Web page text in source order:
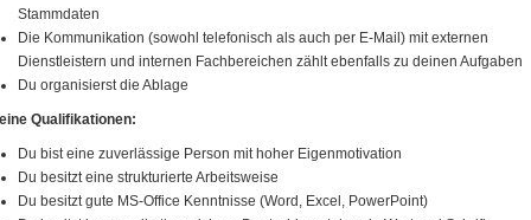
Stammdaten
Die Kommunikation (sowohl telefonisch als auch per E-Mail) mit externen
Dienstleistern und internen Fachbereichen zählt ebenfalls zu deinen Aufgaben
Du organisierst die Ablage
Qualifikationen:
Du bist eine zuverlässige Person mit hoher Eigenmotivation
Du besitzt eine strukturierte Arbeitsweise
Du besitzt gute MS-Office Kenntnisse (Word, Excel, PowerPoint)